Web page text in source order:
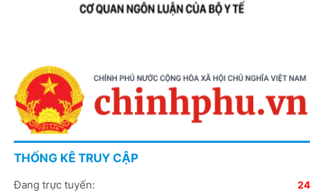
THỐNG KÊ TRUY CẬP
Đang trực tuyến: 24